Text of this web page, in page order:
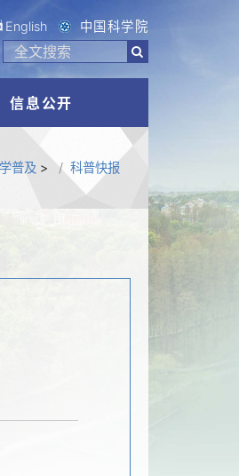
English 中国科学院
信息公开
普及 > 科普快报